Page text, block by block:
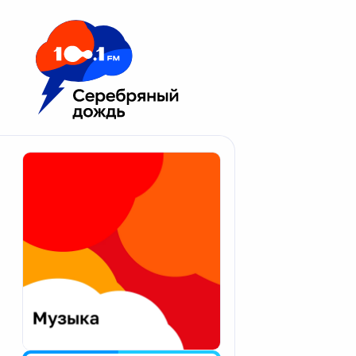
Москва 100.1 FM
Апатиты
Екатеринбург
Калининград
Калуга